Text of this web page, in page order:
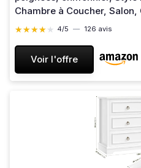
Chambre à Coucher, Salon,
Blanc 39P x 120l x 75H cm
★★★★★
★★★★★ 4/5 — 126 avis
Voir l'offre